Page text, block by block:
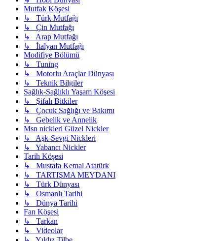
Mutfak Köşesi
↳ Türk Mutfağı
↳ Çin Mutfağı
↳ Arap Mutfağı
↳ İtalyan Mutfağı
Modifiye Bölümü
↳ Tuning
↳ Motorlu Araçlar Dünyası
↳ Teknik Bilgiler
Sağlık-Sağlıklı Yaşam Köşesi
↳ Şifalı Bitkiler
↳ Çocuk Sağlığı ve Bakımı
↳ Gebelik ve Annelik
Msn nickleri Güzel Nickler
↳ Aşk-Sevgi Nickleri
↳ Yabancı Nickler
Tarih Köşesi
↳ Mustafa Kemal Atatürk
↳ TARTIŞMA MEYDANI
↳ Türk Dünyası
↳ Osmanlı Tarihi
↳ Dünya Tarihi
Fan Köşesi
↳ Tarkan
↳ Videolar